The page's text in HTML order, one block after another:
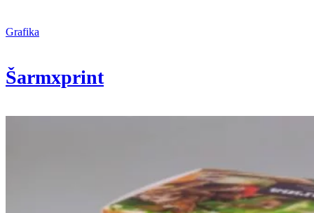
Grafika
Šarmxprint